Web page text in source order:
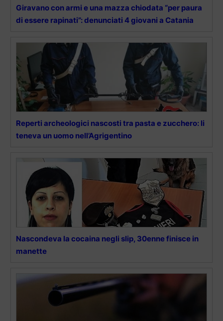
Giravano con armi e una mazza chiodata “per paura
di essere rapinati”: denunciati 4 giovani a Catania
Reperti archeologici nascosti tra pasta e zucchero: li
teneva un uomo nell’Agrigentino
Nascondeva la cocaina negli slip, 30enne finisce in
manette